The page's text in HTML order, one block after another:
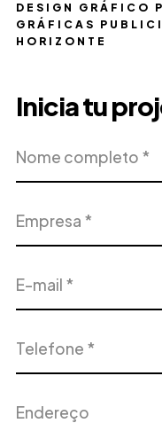
DESIGN GRÁFICO
GRÁFICAS
HORIZONTE
Inicia tu
completo
mail